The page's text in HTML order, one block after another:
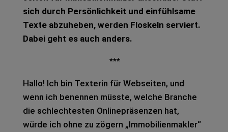
sich durch Per­sön­lich­keit und ein­fühl­sa­me
Texte abzu­he­ben, wer­den Flos­keln ser­viert.
Dabei geht es auch anders.
***
Hallo! Ich bin Tex­te­rin für Web­sei­ten, und
wenn ich benen­nen müss­te, wel­che Bran­che
die schlech­tes­ten Online­prä­sen­zen hat,
würde ich ohne zu zögern „Immo­bi­li­en­mak­ler“